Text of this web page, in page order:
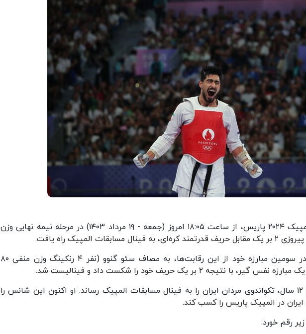
در ادامه رقابت‌های تکواندوی المپیک ۲۰۲۴ پاریس، از ساعت ۱۸:۰۵ امروز (جمعه - ۱۹ مرداد ۱۴۰۳) در مرحله نیمه نهایی وزن
ملی‌پوش جوان تکواندوی ایران در سومین مبارزه خود از این رقابت‌ها، به مصاف سئو گنوو (نفر ۴ رنکینگ وزن منفی ۸۰
۲ بر یک حریف خود را شکست داد و فینالیست شد.
برخورداری با این پیروزی پس از ۱۲ سال، تکواندوی مردان ایران را به فینال مسابقات المپیک رساند. او اکنون این شانس را
در المپیک پاریس را کسب کند.
رقم خورد: